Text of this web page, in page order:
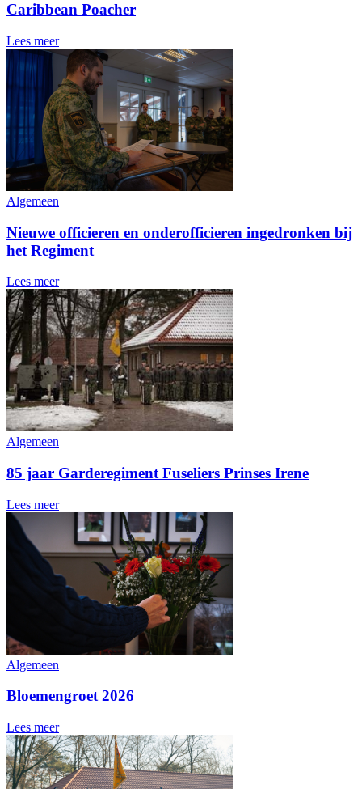
Caribbean Poacher
Lees meer
Algemeen
Nieuwe officieren en onderofficieren ingedronken bij
het Regiment
Lees meer
Algemeen
85 jaar Garderegiment Fuseliers Prinses Irene
Lees meer
Algemeen
Bloemengroet 2026
Lees meer